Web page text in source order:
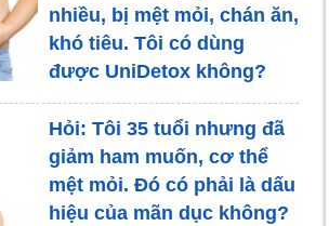
nhiều, bị mệt mỏi, chán ăn,
khó tiêu. Tôi có dùng
được UniDetox không?
Hỏi: Tôi 35 tuổi nhưng đã
giảm ham muốn, cơ thể
mệt mỏi. Đó có phải là dấu
hiệu của mãn dục không?